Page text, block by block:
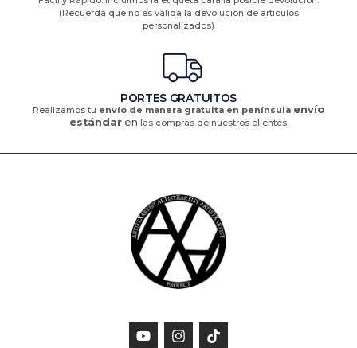
(Recuerda que no es válida la devolución de artículos
personalizados)​
PORTES GRATUITOS
Realizamos tu envío de manera gratuita en península envío
estándaren las compras de nuestros clientes.